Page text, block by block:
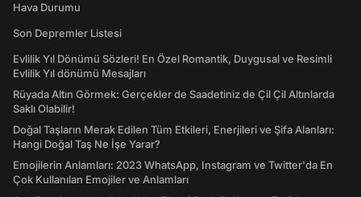
Hava Durumu
Son Depremler Listesi
Evlilik Yıl Dönümü Sözleri! En Özel Romantik, Duygusal ve Resimli
Evlilik Yıl dönümü Mesajları
Rüyada Altın Görmek: Gerçekler de Saadetiniz de Çil Çil Altınlarda
Saklı Olabilir!
Doğal Taşların Merak Edilen Tüm Etkileri, Enerjileri ve Şifa Alanları:
Hangi Doğal Taş Ne İşe Yarar?
Emojilerin Anlamları: 2023 WhatsApp, Instagram ve Twitter'da En
Çok Kullanılan Emojiler ve Anlamları